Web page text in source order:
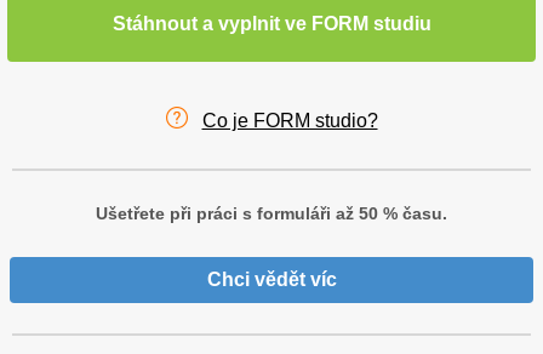
Stáhnout a vyplnit ve FORM studiu
Co je FORM studio?
Ušetřete při práci s formuláři až 50 % času.
Chci vědět víc